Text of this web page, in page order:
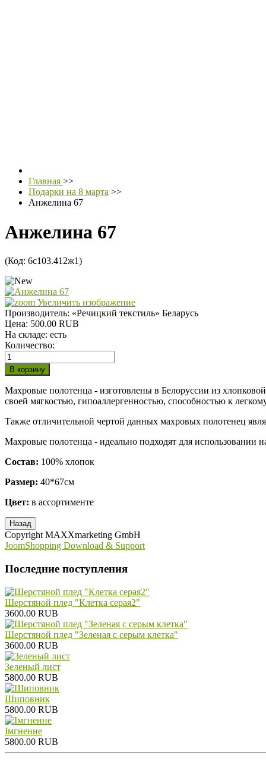
Главная >>
Подарки на 8 марта >>
Анжелина 67
Анжелина 67
(Код: 6с103.412ж1)
Увеличить изображение
Производитель: «Речицкий текстиль» Беларусь
Цена: 500.00 RUB
На складе: есть
Количество:
Махровые полотенца - изготовлены в Белоруссии из
своей мягкостью, гипоаллергенностью, способностью к
Также отличительной чертой данных махровых полотенец
Махровые полотенца - идеально подходят для использовании
Состав: 100% хлопок
Размер: 40*67см
Цвет: в ассортименте
Copyright MAXXmarketing GmbH
JoomShopping Download & Support
Последние поступления
Шерстяной плед "Клетка серая2"
3600.00 RUB
Шерстяной плед "Зеленая с серым клетка"
3600.00 RUB
Зеленый лист
5800.00 RUB
Шиповник
5800.00 RUB
Iмгненне
5800.00 RUB